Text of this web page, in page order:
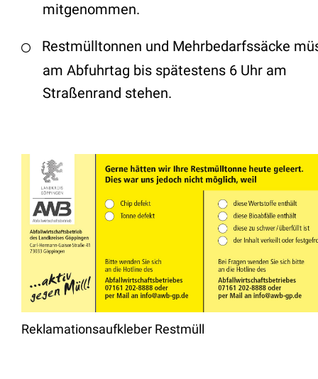
mitgenommen.
Restmülltonnen und Mehrbedarfssäcke
am Abfuhrtag bis spätestens 6 Uhr am
Straßenrand stehen.
Reklamationsaufkleber Restmüll